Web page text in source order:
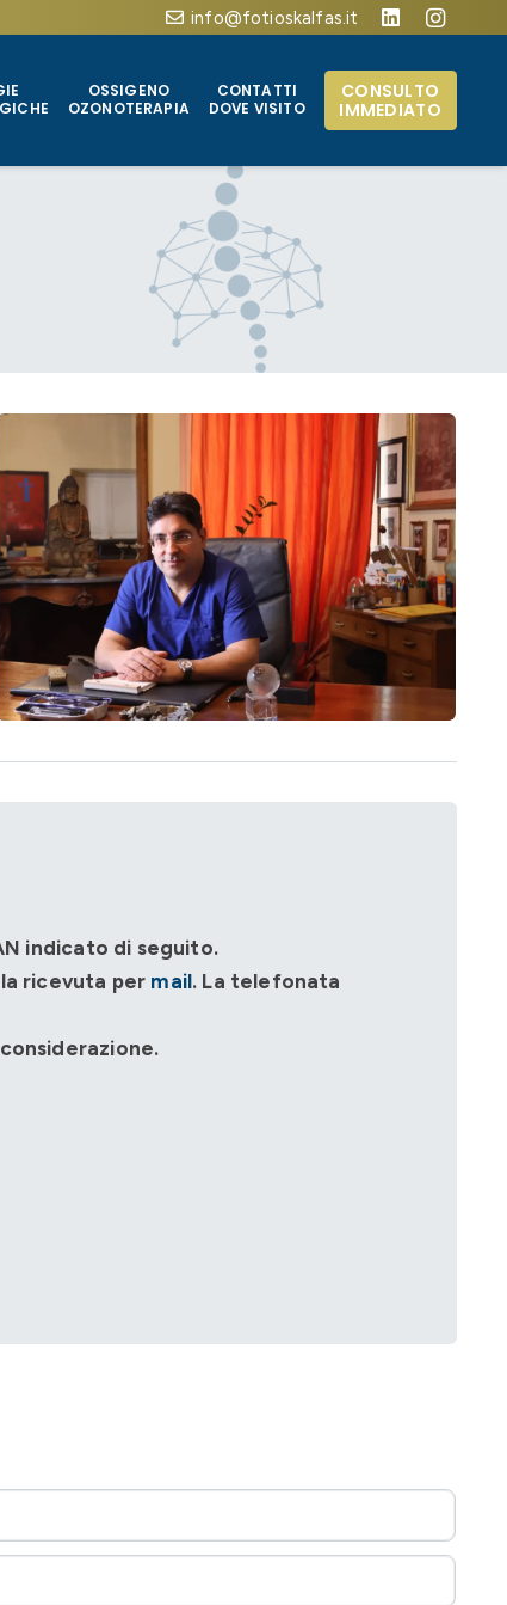
info@fotioskalfas.it
OSSIGENO
OZONOTERAPIA
CONTATTI
DOVE VISITO
CONSULTO
IMMEDIATO
indicato di seguito.
ricevuta per mail. La telefonata